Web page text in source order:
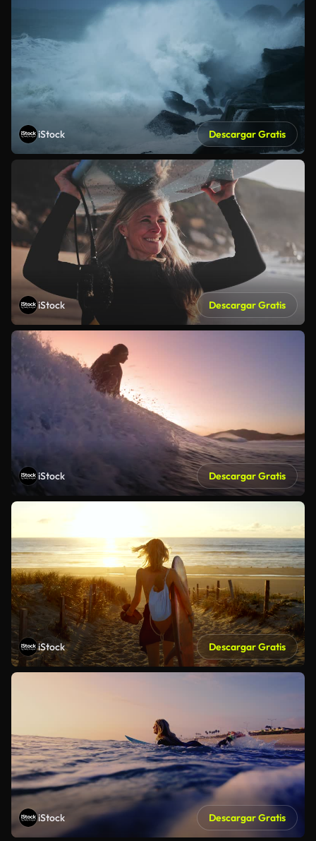
iStock Descargar Gratis
iStock Descargar Gratis
iStock Descargar Gratis
iStock Descargar Gratis
iStock Descargar Gratis